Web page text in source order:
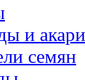
и
семян